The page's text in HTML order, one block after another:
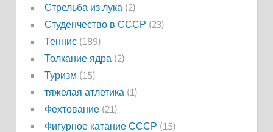
Стрельба из лука (2)
Студенчество в СССР (23)
Теннис(189)
Толкание ядра (2)
Туризм (15)
тяжелая атлетика (1)
Фехтование(21)
Фигурное катание СССР (15)